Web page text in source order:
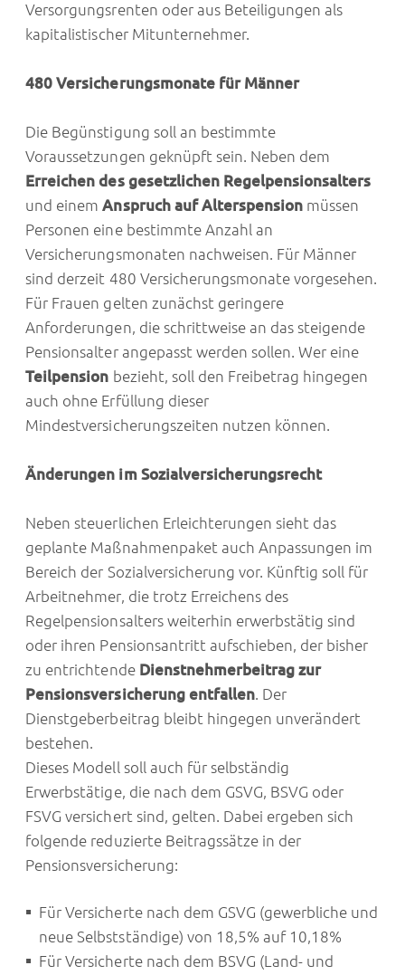
Versorgungsrenten oder aus Beteiligungen als
kapitalistischer Mitunternehmer.
480 Versicherungsmonate für Männer
Die Begünstigung soll an bestimmte
Voraussetzungen geknüpft sein. Neben dem
Erreichen des gesetzlichen Regelpensionsalters
und einemAnspruch auf Alterspension müssen
Personen eine bestimmte Anzahl an
Versicherungsmonaten nachweisen. Für Männer
sind derzeit 480 Versicherungsmonate vorgesehen.
Für Frauen gelten zunächst geringere
Anforderungen, die schrittweise an das steigende
Pensionsalter angepasst werden sollen. Wer eine
Teilpension bezieht, soll den Freibetrag hingegen
auch ohne Erfüllung dieser
Mindestversicherungszeiten nutzen können.
Änderungen im Sozialversicherungsrecht
Neben steuerlichen Erleichterungen sieht das
geplante Maßnahmenpaket auch Anpassungen im
Bereich der Sozialversicherung vor. Künftig soll für
Arbeitnehmer, die trotz Erreichens des
Regelpensionsalters weiterhin erwerbstätig sind
oder ihren Pensionsantritt aufschieben, der bisher
zu entrichtende Dienstnehmerbeitrag zur
Pensionsversicherung entfallen. Der
Dienstgeberbeitrag bleibt hingegen unverändert
bestehen.
Dieses Modell soll auch für selbständig
Erwerbstätige, die nach dem GSVG, BSVG oder
FSVG versichert sind, gelten. Dabei ergeben sich
folgende reduzierte Beitragssätze in der
Pensionsversicherung:
Für Versicherte nach dem GSVG (gewerbliche und
neue Selbstständige) von 18,5% auf 10,18%
Für Versicherte nach dem BSVG (Land- und